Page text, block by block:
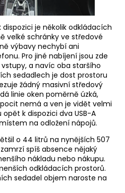
je několik odkládacích
velké schránky ve středové
výbavy nechybí ani
Pro jiné nabíjení jsou zde
vstupy, a navíc oba staršího
sedadlech je dost prostoru
žádný masivní středový
linie oken poměrně úzká,
nemá a ven je vidět velmi
k dispozici dva USB-A
na odložení nápojů.
o 44 litrů na nynějších 507
spíš absence nějaký
nákladu nebo nákupu.
odkládacích prostorů.
sedadel objem naroste na